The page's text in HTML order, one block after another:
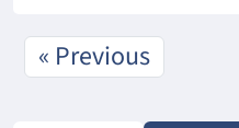
« Previous